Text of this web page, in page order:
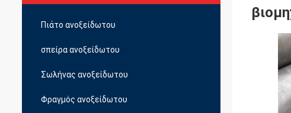
Πιάτο ανοξείδωτου
σπείρα ανοξείδωτου
Σωλήνας ανοξείδωτου
Φραγμός ανοξείδωτου